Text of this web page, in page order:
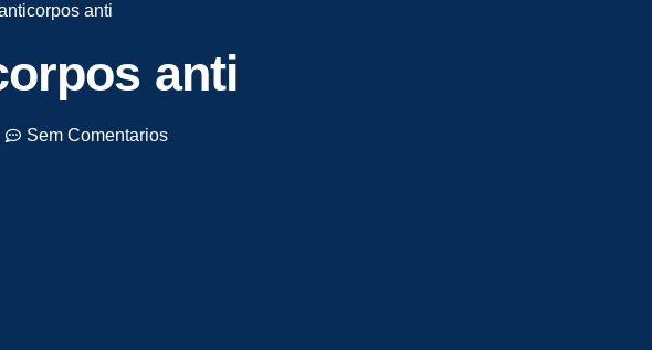
anti
anti
Sem Comentarios